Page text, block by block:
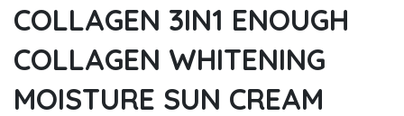
COLLAGEN 3IN1 ENOUGH
COLLAGEN WHITENING
MOISTURE SUN CREAM